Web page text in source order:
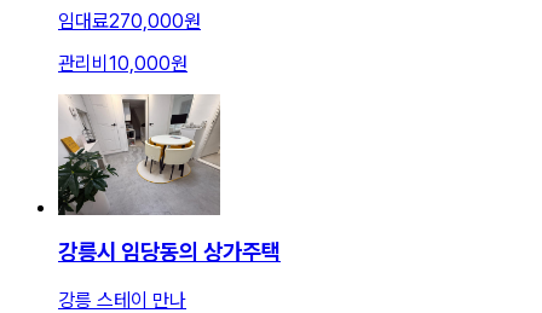
임대료270,000원
관리비 10,000원
강릉시 임당동의 상가주택
강릉 스테이 만나